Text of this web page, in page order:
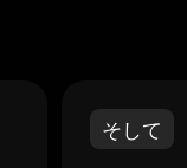
そして